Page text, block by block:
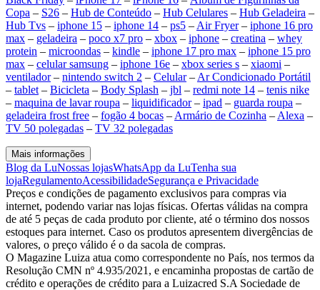
Copa – S26 – Hub de Conteúdo – Hub Celulares – Hub Geladeira –
Hub Tvs – iphone 15 – iphone 14 – ps5 – Air Fryer– iphone 16 pro
max – geladeira – poco x7 pro – xbox – iphone – creatina – whey
protein – microondas – kindle – iphone 17 pro max – iphone 15 pro
max – celular samsung – iphone 16e – xbox series s – xiaomi –
ventilador– nintendo switch 2 – Celular– Ar Condicionado Portátil
– tablet – Bicicleta – Body Splash – jbl – redmi note 14 – tenis nike
– maquina de lavar roupa – liquidificador– ipad – guarda roupa –
geladeira frost free – fogão 4 bocas – Armário de Cozinha – Alexa –
TV 50 polegadas – TV 32 polegadas
Mais informações
Blog da LuNossas lojasWhatsApp da LuTenha sua
lojaRegulamentoAcessibilidadeSegurança e Privacidade
Preços e condições de pagamento exclusivos para compras via
internet, podendo variar nas lojas físicas. Ofertas válidas na compra
de até 5 peças de cada produto por cliente, até o término dos nossos
estoques para internet. Caso os produtos apresentem divergências de
valores, o preço válido é o da sacola de compras.
O Magazine Luiza atua como correspondente no País, nos termos da
Resolução CMN nº 4.935/2021, e encaminha propostas de cartão de
crédito e operações de crédito para a Luizacred S.A Sociedade de